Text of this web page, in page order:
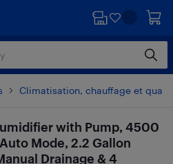
Climatisation, chauffage et
with Pump, 4500
Mode, 2.2 Gallon
Drainage & 4